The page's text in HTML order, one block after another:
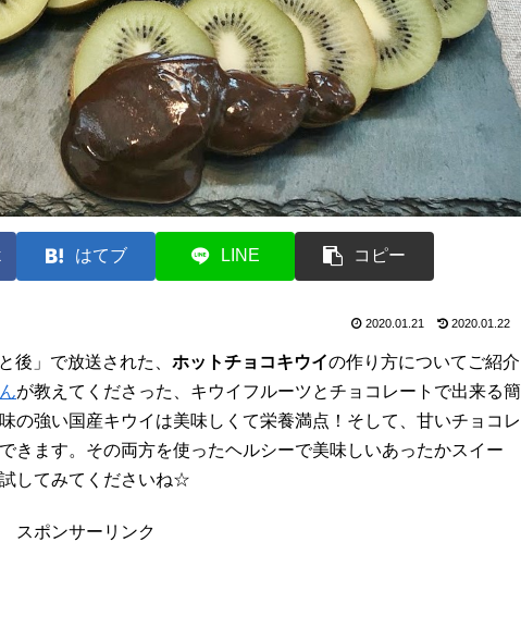
はてブ LINE コピー
2020.01.21 2020.01.22
後」で放送された、 ホットチョコキウイの作り方についてご紹介
が教えてくださった、キウイフルーツとチョコレートで出来る簡
の強い国産キウイは美味しくて栄養満点！そして、甘いチョコレ
きます。その両方を使ったヘルシーで美味しいあったかスイー
してみてくださいね☆
スポンサーリンク